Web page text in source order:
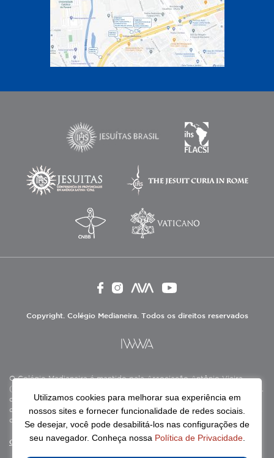
Copyright. Colégio Medianeira. Todos os direitos reservados
O Colégio Medianeira é mantido pela Associação Antônio Vieira
(ASAV), instituição de direito privado sem fins lucrativos, filantrópica,
de natureza educativa, cultural, assistencial e beneficente, certificada
como Entidade Beneficente de Assistência Social (CEBAS), nas áreas
de educação e assistência social.
Continue lendo
Utilizamos cookies para melhorar sua experiência em
nossos sites e fornecer funcionalidade de redes sociais.
Se desejar, você pode desabilitá-los nas configurações de
seu navegador. Conheça nossa Política de Privacidade.